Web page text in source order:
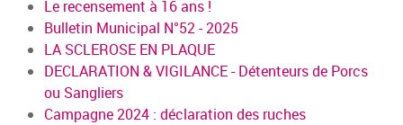
Le recensement à 16 ans !
Bulletin Municipal N°52 - 2025
LA SCLEROSE EN PLAQUE
DECLARATION & VIGILANCE - Détenteurs de Porcs
ou Sangliers
Campagne 2024 : déclaration des ruches